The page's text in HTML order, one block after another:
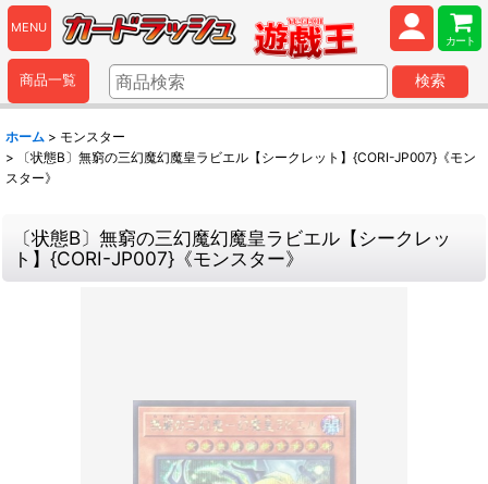
MENU
カート
商品一覧 検索
ホーム > モンスター
>
〔状態B〕無窮の三幻魔幻魔皇ラビエル【シークレット】{CORI-JP007}《モン
スター》
〔状態B〕無窮の三幻魔幻魔皇ラビエル【シークレッ
ト】{CORI-JP007}《モンスター》